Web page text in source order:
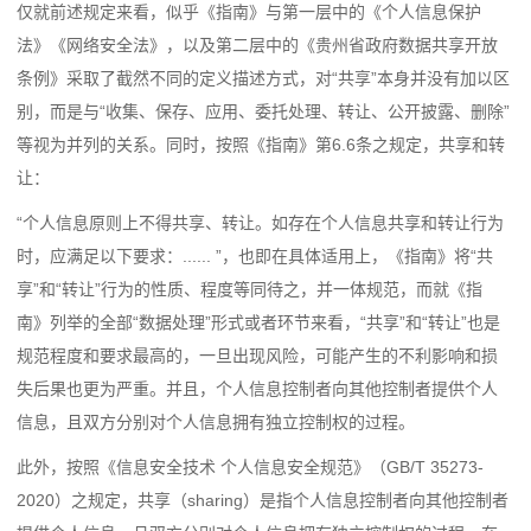
仅就前述规定来看，似乎《指南》与第一层中的《个人信息保护
法》《网络安全法》，以及第二层中的《贵州省政府数据共享开放
条例》采取了截然不同的定义描述方式，对“共享”本身并没有加以区
别，而是与“收集、保存、应用、委托处理、转让、公开披露、删除”
等视为并列的关系。同时，按照《指南》第6.6条之规定，共享和转
让：
“个人信息原则上不得共享、转让。如存在个人信息共享和转让行为
时，应满足以下要求：...... ”，也即在具体适用上，《指南》将“共
享”和“转让”行为的性质、程度等同待之，并一体规范，而就《指
南》列举的全部“数据处理”形式或者环节来看，“共享”和“转让”也是
规范程度和要求最高的，一旦出现风险，可能产生的不利影响和损
失后果也更为严重。并且，个人信息控制者向其他控制者提供个人
信息，且双方分别对个人信息拥有独立控制权的过程。
此外，按照《信息安全技术 个人信息安全规范》（GB/T 35273-
2020）之规定，共享（sharing）是指个人信息控制者向其他控制者